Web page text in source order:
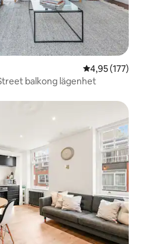
4,95 av 5 i
4,95 (177)
balkong lägenhet